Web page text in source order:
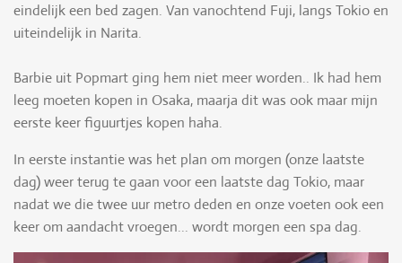
eindelijk een bed zagen. Van vanochtend Fuji, langs Tokio en
uiteindelijk in Narita.
Barbie uit Popmart ging hem niet meer worden.. Ik had hem
leeg moeten kopen in Osaka, maarja dit was ook maar mijn
eerste keer figuurtjes kopen haha.
In eerste instantie was het plan om morgen (onze laatste
dag) weer terug te gaan voor een laatste dag Tokio, maar
nadat we die twee uur metro deden en onze voeten ook een
keer om aandacht vroegen... wordt morgen een spa dag.